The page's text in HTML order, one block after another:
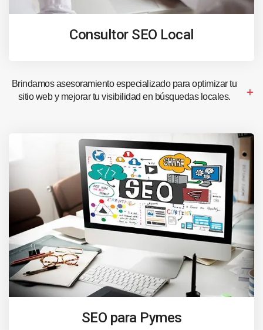
Consultor SEO Local
Brindamos asesoramiento especializado para optimizar tu
sitio web y mejorar tu visibilidad en búsquedas locales.
SEO para Pymes